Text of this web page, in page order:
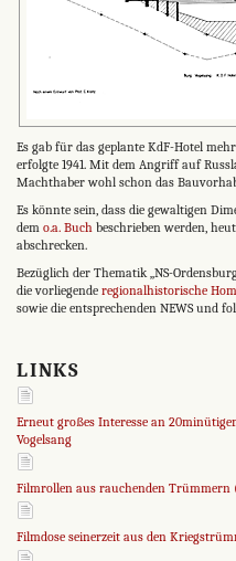
Es gab für das geplante KdF-Hotel
erfolgte 1941. Mit dem Angriff auf
Machthaber wohl schon das
Es könnte sein, dass die gewaltigen
dem o.a. Buch beschrieben werden,
abschrecken.
Bezüglich der Thematik „NS-
die vorliegende regionalhistorische
sowie die entsprechenden NEWS und
LINKS
Erneut großes Interesse an
Vogelsang
Filmrollen aus rauchenden Trümmern
Filmdose seinerzeit aus den